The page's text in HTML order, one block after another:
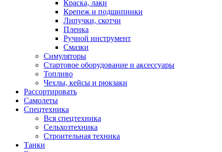
Краска, лаки
Крепеж и подшипники
Липучки, скотчи
Пленка
Ручной инструмент
Смазки
Симуляторы
Стартовое оборудование и аксессуары
Топливо
Чехлы, кейсы и рюкзаки
Рассортировать
Самолеты
Спецтехника
Вся спецтехника
Сельхозтехника
Строительная техника
Танки